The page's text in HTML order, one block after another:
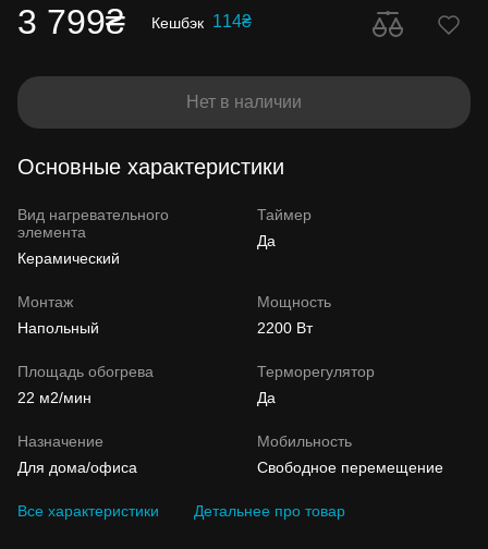
3 799₴ Кешбэк 114₴
Нет в наличии
Основные характеристики
Вид нагревательного
элемента
Керамический
Таймер
Да
Монтаж
Напольный
Мощность
2200 Вт
Площадь обогрева
22 м2/мин
Терморегулятор
Да
Назначение
Для дома/офиса
Мобильность
Свободное перемещение
Все характеристики Детальнее про товар